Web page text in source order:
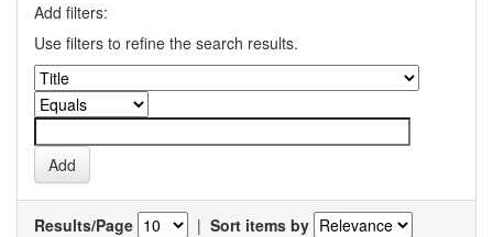
Add filters:
Use filters to refine the search results.
Results/Page | Sort items by